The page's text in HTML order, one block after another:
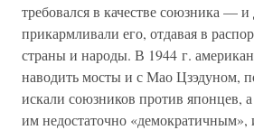
требовался в качестве союзника —
прикармливали его, отдавая в
страны и народы. В 1944 г.
наводить мосты и с Мао Цзэдуном,
искали союзников против японцев,
им недостаточно «демократичным»,